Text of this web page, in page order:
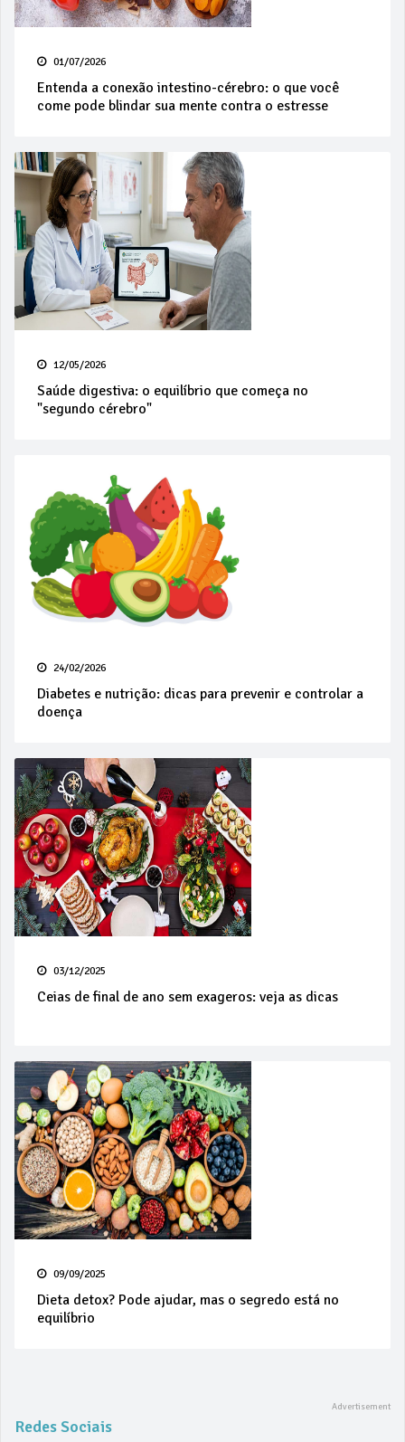
01/07/2026
Entenda a conexão intestino-cérebro: o que você
come pode blindar sua mente contra o estresse
12/05/2026
Saúde digestiva: o equilíbrio que começa no
"segundo cérebro"
24/02/2026
Diabetes e nutrição: dicas para prevenir e controlar a
doença
03/12/2025
Ceias de final de ano sem exageros: veja as dicas
09/09/2025
Dieta detox? Pode ajudar, mas o segredo está no
equilíbrio
Redes Sociais